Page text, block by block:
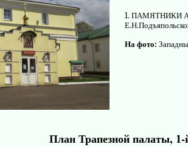
1. ПАМЯТНИКИ
На фото:
План Трапезной палаты, 1-